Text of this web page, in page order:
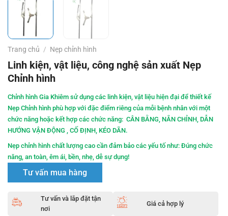
Trang chủ / Nẹp chỉnh hình
Linh kiện, vật liệu, công nghệ sản xuất Nẹp
Chỉnh hình
Chỉnh hình Gia Khiêm sử dụng các linh kiện, vật liệu hiện đại để thiết kế
Nẹp Chỉnh hình phù hợp với đặc điểm riêng của mỗi bệnh nhân với một
chức năng hoặc kết hợp các chức năng: CÂN BẰNG, NẮN CHỈNH, DẪN
HƯỚNG VẬN ĐỘNG , CỐ ĐỊNH, KÉO DÃN.
Nẹp chỉnh hình chất lượng cao cần đảm bảo các yếu tố như: Đúng chức
năng, an toàn, êm ái, bền, nhẹ, dễ sự dụng!
Tư vấn mua hàng
Tư vấn và lắp đặt tận
nơi
Giá cả hợp lý